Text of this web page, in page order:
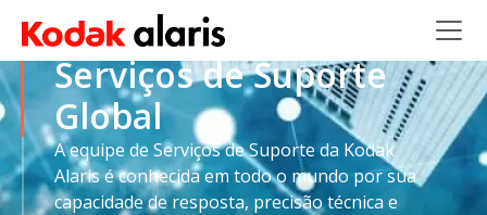
Skip to main content
Serviços de Suporte
Global
A equipe de Serviços de Suporte da Kodak
Alaris é conhecida em todo o mundo por sua
capacidade de resposta, precisão técnica e